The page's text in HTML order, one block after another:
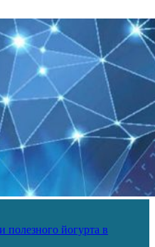
полезного йогурта в